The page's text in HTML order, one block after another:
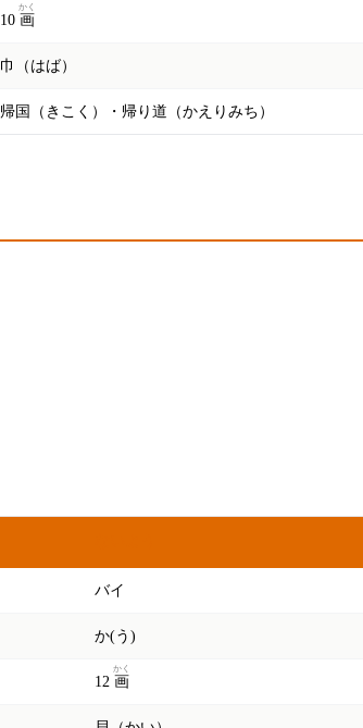
10 画
かく
巾（はば）
帰国（きこく）・帰り道（かえりみち）
バイ
か(う)
12 画
かく